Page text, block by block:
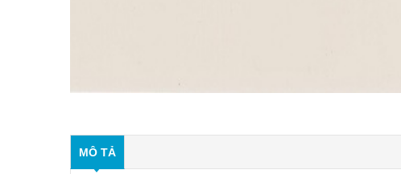
MÔ TẢ